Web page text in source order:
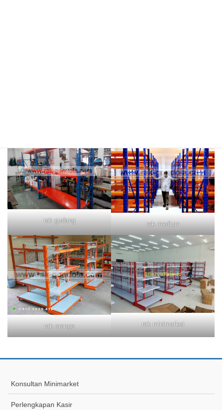
rak gudang rak medium
rak orange rak minimarket
Konsultan Minimarket
Perlengkapan Kasir